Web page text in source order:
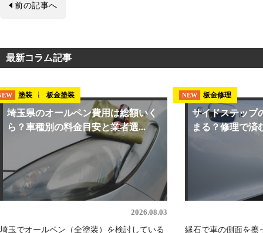
前の記事へ
最新コラム記事
埼玉県 板金塗装
塗装
埼玉県のオールペン費用は総額いく
ら？車種別の料金目安と業者選...
2026.08.03
埼玉でオールペン（全塗装）を検討している
NEW 板金修理
サイドステップ
まる？修理で済
縁石で車の側面を擦